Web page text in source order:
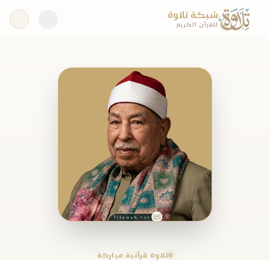
شبكة تلاوة
للقرآن الكريم
تلاوة قرآنية مباركة